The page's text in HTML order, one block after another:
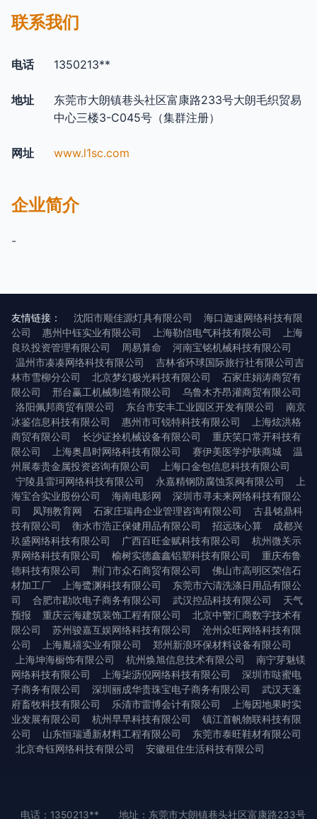
联系我们
电话 1350213**
地址
东莞市大朗镇巷头社区富康路233号大朗毛织贸易
中心三楼3-C045号（集群注册）
网址 www.l1sc.com
企业简介
-
友情链接： 沈阳市顺佳源灯具有限公司
海口迦速网络科技有限
公司
惠州中钰实业有限公司 上海勒信电气科技有限公司
上海
良玖投资管理有限公司
周易算命
河南宝铭机械科技有限公司
温州市凑凑网络科技有限公司
吉林省环球国际旅行社有限公司吉
林市雪柳分公司
北京梦幻极光科技有限公司
石家庄娟涛商贸有
限公司
邢台赢工机械制造有限公司
乌鲁木齐昂灌商贸有限公司
洛阳佩邦商贸有限公司
东台市安丰工业园区开发有限公司
南京
冰鉴信息科技有限公司
惠州市可锐特科技有限公司
上海炫洪格
商贸有限公司
长沙证拴机械设备有限公司
重庆笑口常开科技有
限公司
上海奥昌时网络科技有限公司 赛伊美医学护肤商城
温
州展泰贵金属投资咨询有限公司
上海口金包信息科技有限公司
宁陵县雷珂网络科技有限公司
永嘉精钢防腐蚀泵阀有限公司
上
海宝合实业股份公司
海南电影网
深圳市寻未来网络科技有限公
司
凤翔教育网 石家庄瑞冉企业管理咨询有限公司
古县铭鼎科
技有限公司
衡水市浩正保健用品有限公司 招远珠心算
成都兴
玖盛网络科技有限公司
广西百旺金赋科技有限公司
杭州微关示
界网络科技有限公司
榆树实德鑫鑫铝塑科技有限公司
重庆布鲁
德科技有限公司
荆门市众石商贸有限公司
佛山市高明区荣信石
材加工厂
上海鹭渊科技有限公司
东莞市六清洗涤日用品有限公
司
合肥市勘吹电子商务有限公司 武汉控品科技有限公司
天气
预报
重庆云海建筑装饰工程有限公司
北京中警汇商数字技术有
限公司
苏州骏嘉互娱网络科技有限公司
沧州众旺网络科技有限
公司
上海胤禧实业有限公司
郑州新浪环保材料设备有限公司
上海坤海橱饰有限公司
杭州焕旭信息技术有限公司
南宁芽魅镁
网络科技有限公司
上海柒沥倪网络科技有限公司
深圳市哒蜜电
子商务有限公司
深圳丽成华贵珠宝电子商务有限公司
武汉天蓬
府畜牧科技有限公司
乐清市雷博会计有限公司
上海因地果时实
业发展有限公司
杭州早早科技有限公司
镇江首帆物联科技有限
公司
山东恒瑞通新材料工程有限公司
东莞市泰旺鞋材有限公司
北京奇钰网络科技有限公司
安徽租住生活科技有限公司
电话：1350213** 地址：东莞市大朗镇巷头社区富康路233号